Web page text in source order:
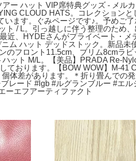
ー ハット VIP席特典グッズ - メル
CLOUD HATS。コレクション
ます。ぐみページです♪。予めご
/ L。引っ越しに伴う整理のため
近、HYDEさんがプライベート・
ム ハット デッドストック。新
フロント11.5cm、ブリム8cmラ
ット M/L。【美品】PRADA Re-
おります。【BOW WOW】M-41
体差があります。＊折り畳んでの
レード #lgb #ルグランブルー #エ
ーエフアーティファクト